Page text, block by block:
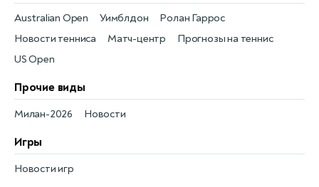
Новости тенниса
Australian Open
Матч-центр
Уимблдон
Прогнозы на теннис
Ролан Гаррос
US Open
Прочие виды
Новости
Милан-2026
Игры
Новости игр